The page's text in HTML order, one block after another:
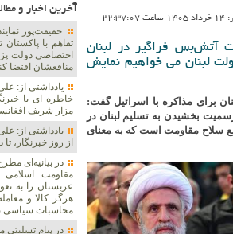
آتش‌بس فراگیر در لبنان
لبنان می خواهیم نمایش
برای مذاکره با اسرائیل گفت:
بخشیدن به تسلیم لبنان در
سلاح مقاومت است که به معنای
آخرين اخبار و
حقیقت‌پور
تفاهم با
اختصاصی دولت
منافعشان اقتضا
یادداشتی از:
خاطره ای با
مزار شریف
یادداشتی از:
از روز خبرنگار، تا
در بیانیه‌ای
مقاومت
عربستان را به
هرگز کالا و
محاسبات سیاسی
در پیام